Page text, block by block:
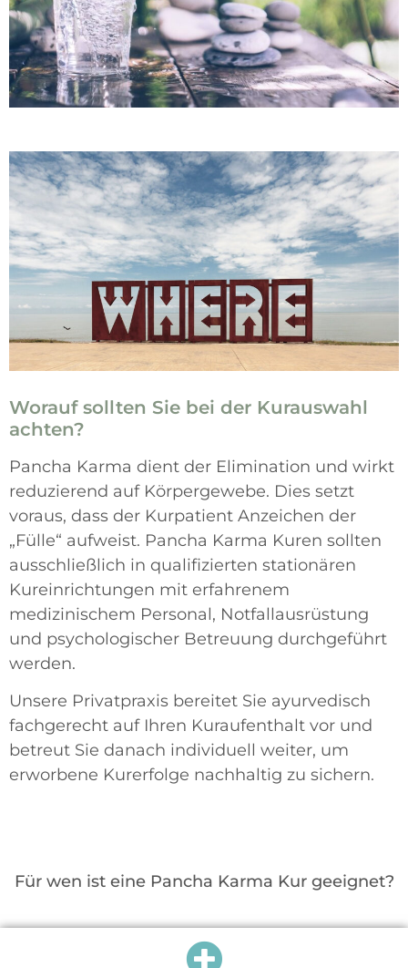
Worauf sollten Sie bei der Kurauswahl
achten?
Pancha Karma dient der Elimination und wirkt
reduzierend auf Körpergewebe. Dies setzt
voraus, dass der Kurpatient Anzeichen der
„Fülle“ aufweist. Pancha Karma Kuren sollten
ausschließlich in qualifizierten stationären
Kureinrichtungen mit erfahrenem
medizinischem Personal, Notfallausrüstung
und psychologischer Betreuung durchgeführt
werden.
Unsere Privatpraxis bereitet Sie ayurvedisch
fachgerecht auf Ihren Kuraufenthalt vor und
betreut Sie danach individuell weiter, um
erworbene Kurerfolge nachhaltig zu sichern.
Für wen ist eine Pancha Karma Kur geeignet?